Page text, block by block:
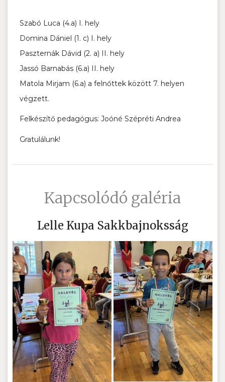
Szabó Luca (4.a) I. hely
Domina Dániel (1. c) I. hely
Paszternák Dávid (2. a) II. hely
Jassó Barnabás (6.a) II. hely
Matola Mirjam (6.a) a felnőttek között 7. helyen
végzett.
Felkészítő pedagógus: Joóné Szépréti Andrea
Gratulálunk!
Kapcsolódó galéria
Lelle Kupa Sakkbajnoksság